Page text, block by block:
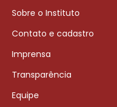
Sobre o Instituto
Contato e cadastro
Imprensa
Transparência
Equipe